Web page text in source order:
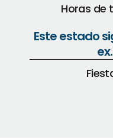
Horas de
Este estado